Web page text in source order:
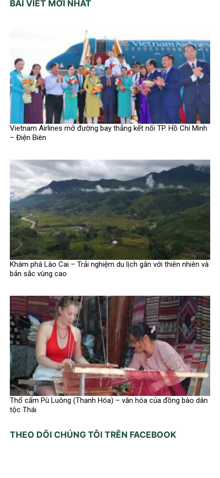
BÀI VIẾT MỚI NHẤT
Vietnam Airlines mở đường bay thẳng kết nối TP. Hồ Chí Minh
– Điện Biên
Khám phá Lào Cai – Trải nghiệm du lịch gắn với thiên nhiên và
bản sắc vùng cao
Thổ cẩm Pù Luông (Thanh Hóa) – văn hóa của đồng bào dân
tộc Thái
THEO DÕI CHÚNG TÔI TRÊN FACEBOOK